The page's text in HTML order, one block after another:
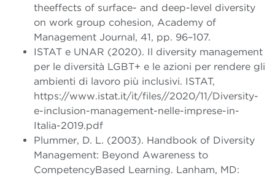
theeffects of surface- and deep-level diversity
on work group cohesion, Academy of
Management Journal, 41, pp. 96–107.
ISTAT e UNAR (2020). Il diversity management
per le diversità LGBT+ e le azioni per rendere gli
ambienti di lavoro più inclusivi. ISTAT,
https://www.istat.it/it/files//2020/11/Diversity-
e-inclusion-management-nelle-imprese-in-
Italia-2019.pdf
Plummer, D. L. (2003). Handbook of Diversity
Management: Beyond Awareness to
CompetencyBased Learning. Lanham, MD: